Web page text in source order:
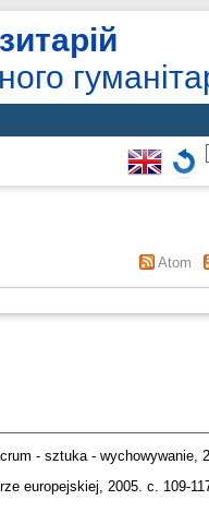
Atom
- sztuka - wychowywanie,
europejskiej, 2005. с. 109-